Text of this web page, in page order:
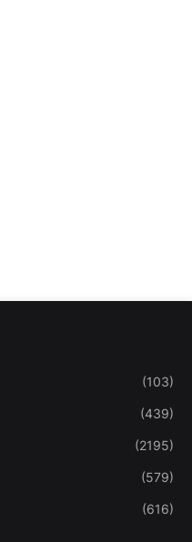
(103)
(439)
(2195)
(579)
(616)